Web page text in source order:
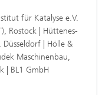
für Katalyse e.V.
Rostock | Hüttenes-
| Hölle &
Maschinenbau,
| BL1 GmbH